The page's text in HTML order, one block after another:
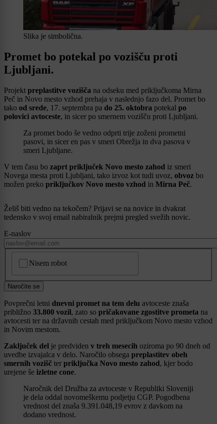
Slika je simbolična.
Promet bo potekal po vozišču proti
Ljubljani.
Projekt preplastitve vozišča na odseku med priključkoma Mirna
Peč in Novo mesto vzhod prehaja v naslednjo fazo del. Promet bo
tako od srede, 17. septembra pa do 25. oktobra potekal po
polovici avtoceste, in sicer po smernem vozišču proti Ljubljani.
Za promet bodo še vedno odprti trije zoženi prometni
pasovi, in sicer en pas v smeri Obrežja in dva pasova v
smeri Ljubljane.
V tem času bo zaprt priključek Novo mesto zahod iz smeri
Novega mesta proti Ljubljani, tako izvoz kot tudi uvoz, obvoz bo
možen preko priključkov Novo mesto vzhod in Mirna Peč.
Želiš biti vedno na tekočem? Prijavi se na novice in dvakrat
tedensko v svoj email nabiralnik prejmi pregled svežih novic.
E-naslov
Nisem robot
Naročite se
Povprečni letni dnevni promet na tem delu avtoceste znaša
približno 33.800 vozil, zato so pričakovane zgostitve prometa na
avtocesti ter na državnih cestah med priključkom Novo mesto vzhod
in Novim mestom.
Zaključek del je predviden v treh mesecih oziroma po 90 dneh od
uvedbe izvajalca v delo. Naročilo obsega preplastitev obeh
smernih vozišč ter priključka Novo mesto zahod, kjer bodo
urejene še izletne cone.
Naročnik del Družba za avtoceste v Republiki Sloveniji
je dela oddal novomeškemu podjetju CGP. Pogodbena
vrednost del znaša 9.391.048,19 evrov z davkom na
dodano vrednost.